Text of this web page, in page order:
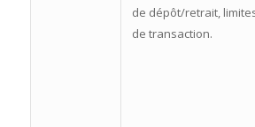
de dépôt/retrait,
de transaction.